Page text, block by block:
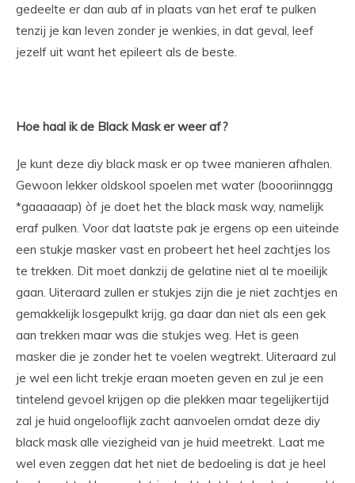
gedeelte er dan aub af in plaats van het eraf te pulken
tenzij je kan leven zonder je wenkies, in dat geval, leef
jezelf uit want het epileert als de beste.
Hoe haal ik de Black Mask er weer af?
Je kunt deze diy black mask er op twee manieren afhalen.
Gewoon lekker oldskool spoelen met water (boooriinnggg
*gaaaaaap) òf je doet het the black mask way, namelijk
eraf pulken. Voor dat laatste pak je ergens op een uiteinde
een stukje masker vast en probeert het heel zachtjes los
te trekken. Dit moet dankzij de gelatine niet al te moeilijk
gaan. Uiteraard zullen er stukjes zijn die je niet zachtjes en
gemakkelijk losgepulkt krijg, ga daar dan niet als een gek
aan trekken maar was die stukjes weg. Het is geen
masker die je zonder het te voelen wegtrekt. Uiteraard zul
je wel een licht trekje eraan moeten geven en zul je een
tintelend gevoel krijgen op die plekken maar tegelijkertijd
zal je huid ongelooflijk zacht aanvoelen omdat deze diy
black mask alle viezigheid van je huid meetrekt. Laat me
wel even zeggen dat het niet de bedoeling is dat je heel